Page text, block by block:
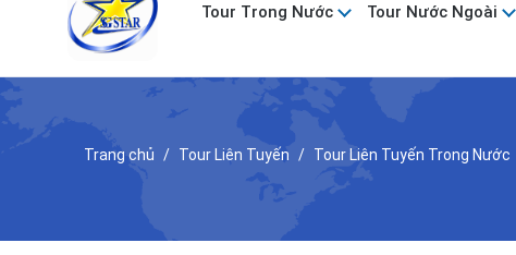
Tour Trong Nước Tour Nước Ngoài
Trang chủ Tour Liên Tuyến Tour Liên Tuyến Trong Nước